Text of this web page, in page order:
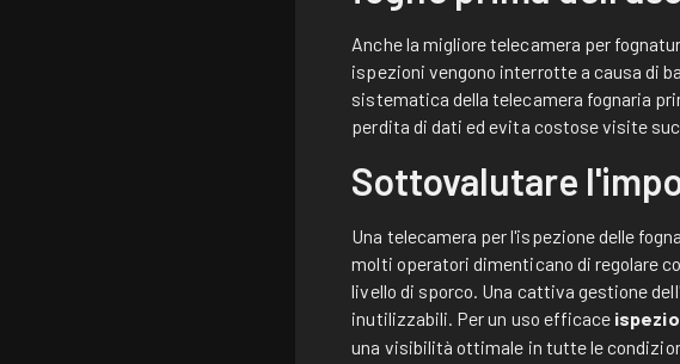
Anche la migliore telecamera per
ispezioni vengono interrotte a causa di
sistematica della telecamera fognaria
perdita di dati ed evita costose visite
Sottovalutare
Una telecamera per l'ispezione delle
molti operatori dimenticano di regolare
livello di sporco. Una cattiva gestione
inutilizzabili. Per un uso efficace
una visibilità ottimale in tutte le